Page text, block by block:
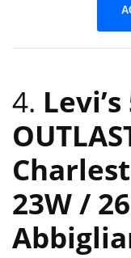
4.
23W /